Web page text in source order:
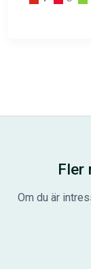
Fler
Om du är